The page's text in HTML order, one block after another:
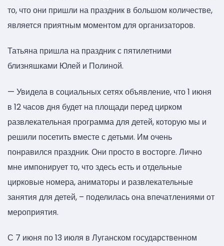
то, что они пришли на праздник в большом количестве,
является приятным моментом для организаторов.
Татьяна пришла на праздник с пятилетними
близняшками Юлей и Полиной.
— Увидела в социальных сетях объявление, что 1 июня
в 12 часов дня будет на площади перед цирком
развлекательная программа для детей, которую мы и
решили посетить вместе с детьми. Им очень
понравился праздник. Они просто в восторге. Лично
мне импонирует то, что здесь есть и отдельные
цирковые номера, аниматоры и развлекательные
занятия для детей, – поделилась она впечатлениями от
мероприятия.
С 7 июня по 13 июля в Луганском государственном